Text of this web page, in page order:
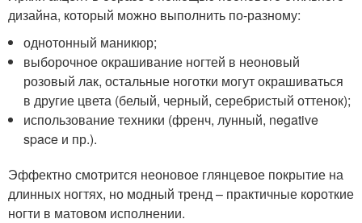
дизайна, который можно выполнить по-разному:
однотонный маникюр;
выборочное окрашивание ногтей в неоновый
розовый лак, остальные ноготки могут окрашиваться
в другие цвета (белый, черный, серебристый оттенок);
использование техники (френч, лунный, negative
space и пр.).
Эффектно смотрится неоновое глянцевое покрытие на
длинных ногтях, но модный тренд – практичные короткие
ногти в матовом исполнении.